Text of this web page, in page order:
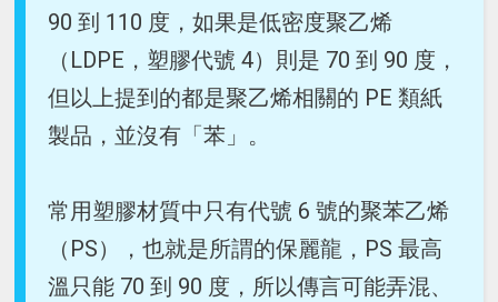
90 到 110 度，如果是低密度聚乙烯
（LDPE，塑膠代號 4）則是 70 到 90 度，
但以上提到的都是聚乙烯相關的 PE 類紙
製品，並沒有「苯」。
常用塑膠材質中只有代號 6 號的聚苯乙烯
（PS），也就是所謂的保麗龍，PS 最高
溫只能 70 到 90 度，所以傳言可能弄混、